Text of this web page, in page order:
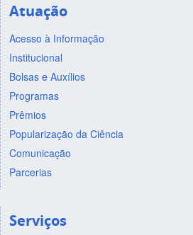
Atuação
Acesso à Informação
Institucional
Bolsas e Auxílios
Programas
Prêmios
Popularização da Ciência
Comunicação
Parcerias
Serviços